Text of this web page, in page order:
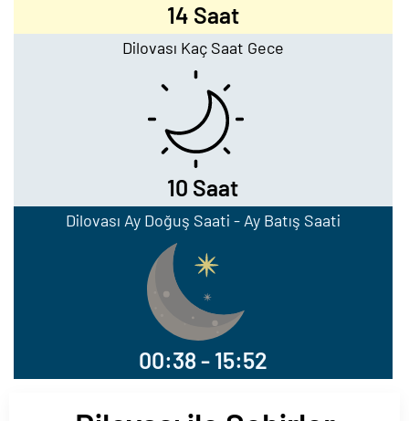
14 Saat
Dilovası Kaç Saat Gece
10 Saat
Dilovası Ay Doğuş Saati - Ay Batış Saati
00:38 - 15:52